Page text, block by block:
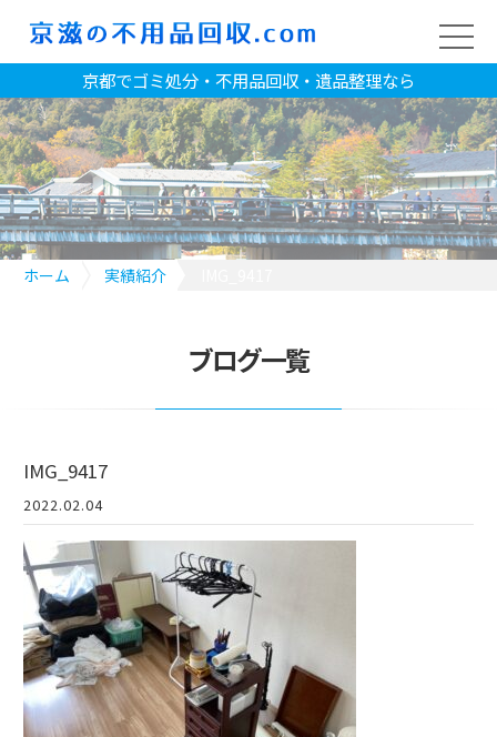
京都でゴミ処分・不用品回収・遺品整理なら
ホーム 実績紹介
ブログ一覧
IMG_9417
2022.02.04